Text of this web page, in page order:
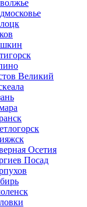
Великий
Осетия
Посад